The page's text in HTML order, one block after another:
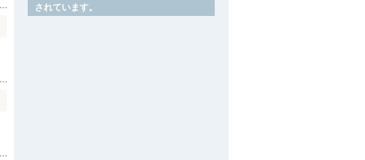
されています。